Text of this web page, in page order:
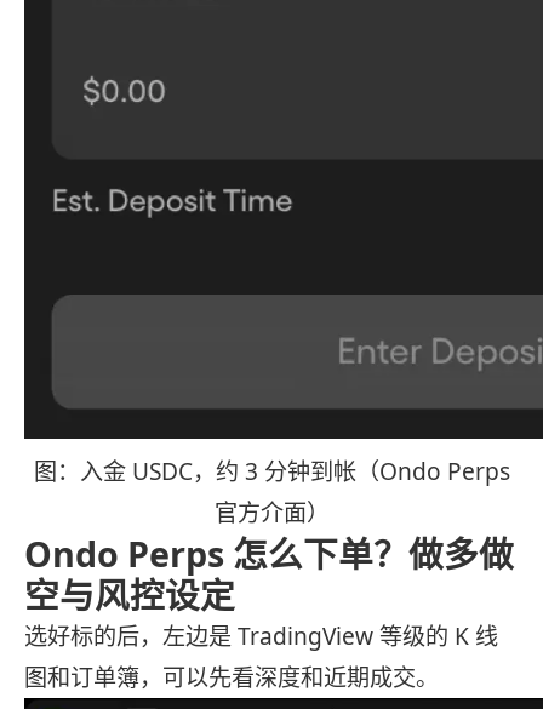
图：入金 USDC，约 3 分钟到帐（Ondo Perps
官方介面）
Ondo Perps 怎么下单？做多做
空与风控设定
选好标的后，左边是 TradingView 等级的 K 线
图和订单簿，可以先看深度和近期成交。